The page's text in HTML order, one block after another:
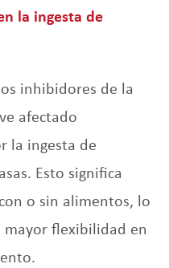
la ingesta de
inhibidores de la
afectado
la ingesta de
Esto significa
o sin alimentos, lo
flexibilidad en